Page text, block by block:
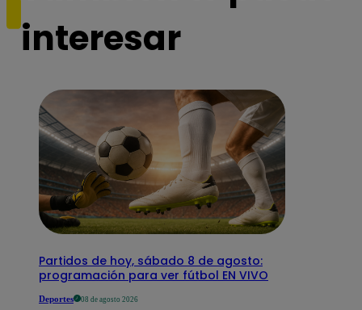
interesar
Partidos de hoy, sábado 8 de agosto:
programación para ver fútbol EN VIVO
Deportes 08 de agosto 2026